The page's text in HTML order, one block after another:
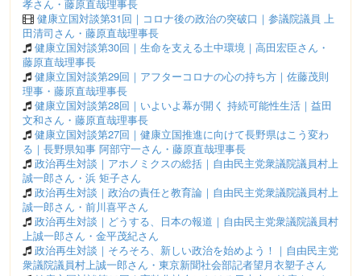
孝さん・藤原直哉理事長
健康立国対談第31回｜コロナ後の政治の突破口｜参議院議員 上
田清司さん・藤原直哉理事長
健康立国対談第30回｜生命を支える土中環境｜高田宏臣さん・
藤原直哉理事長
健康立国対談第29回｜アフターコロナの心の持ち方｜佐藤茂則
理事・藤原直哉理事長
健康立国対談第28回｜いよいよ幕が開く 持続可能性生活｜益田
文和さん・藤原直哉理事長
健康立国対談第27回｜健康立国推進に向けて長野県はこう変わ
る｜長野県知事 阿部守一さん・藤原直哉理事長
政治再生対談｜アホノミクスの総括｜自由民主党衆議院議員村上
誠一郎さん・浜 矩子さん
政治再生対談｜政治の責任と教育論｜自由民主党衆議院議員村上
誠一郎さん・前川喜平さん
政治再生対談｜どうする、日本の報道｜自由民主党衆議院議員村
上誠一郎さん・金平茂紀さん
政治再生対談｜そろそろ、新しい政治を始めよう！｜自由民主党
衆議院議員村上誠一郎さん・東京新聞社会部記者望月衣塑子さん